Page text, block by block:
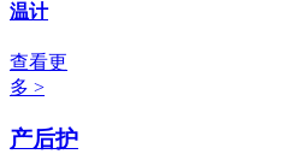
温计
查看更
多 >
产后护